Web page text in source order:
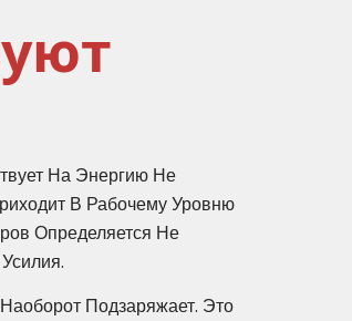
На Энергию Не
В Рабочему Уровню
Определяется Не
Подзаряжает. Это